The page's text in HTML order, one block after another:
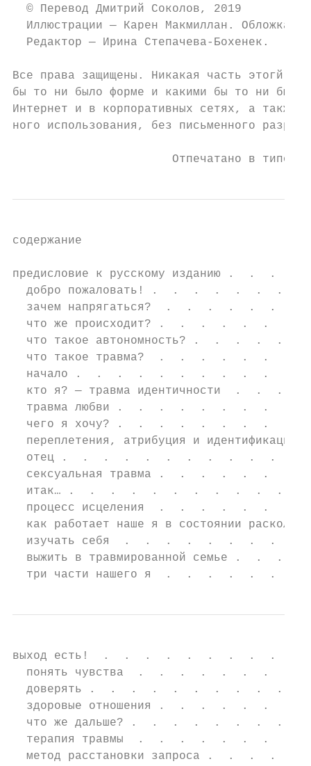
  © Перевод Дмитрий Соколов, 2019
Иллюстрации — Карен Макмиллан. Обложка —
  Редактор — Ирина Степачева-Бохенек.
Все права защищены. Никакая часть этогй
бы то ни было форме и какими бы то ни было
Интернет и в корпоративных сетях, а также
ного использования, без письменного
Отпечатано в
содержание
предисловие к русскому
добро пожаловать! .  .  .  .  .  .  .
зачем напрягаться?  .  .  .  .  .  .  .
что же происходит? .  .  .  .  .  .  .
что такое автономность? .  .  .  .  .
что такое травма?  .  .  .  .  .  .  .
начало .  .  .  .  .  .  .  .  .  .  .
кто я? — травма идентичности  .  .  .  .
травма любви .  .  .  .  .  .  .  .  .
чего я хочу? .  .  .  .  .  .  .  .  .
переплетения, атрибуция и идентификация
отец .  .  .  .  .  .  .  .  .  .  .  .
сексуальная травма .  .  .  .  .  .  .
итак… .  .  .  .  .  .  .  .  .  .  .
процесс исцеления  .  .  .  .  .  .  .
как работает наше я в состоянии раскола
изучать себя  .  .  .  .  .  .  .  .  .
выжить в травмированной семье .  .  .  .
три части нашего я  .  .  .  .  .  .  .
выход есть!  .  .  .  .  .  .  .  .  .
понять чувства  .  .  .  .  .  .  .  .
доверять .  .  .  .  .  .  .  .  .  .
здоровые отношения .  .  .  .  .  .  .
что же дальше? .  .  .  .  .  .  .  .
терапия травмы  .  .  .  .  .  .  .  .
метод расстановки запроса .  .  .  .  .